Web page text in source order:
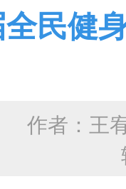
民健
作者： 王